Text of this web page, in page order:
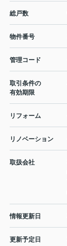
総戸数
物件番号
管理コード
取引条件の
有効期限
リフォーム
リノベーション
取扱会社
情報更新日
更新予定日